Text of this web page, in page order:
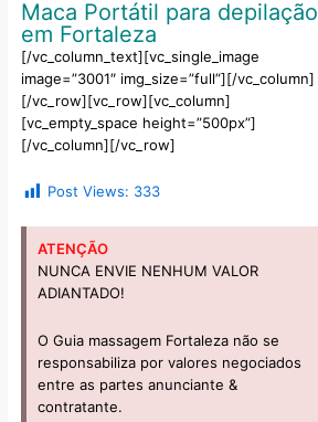
Maca Portátil para depilação
em Fortaleza
[/vc_column_text][vc_single_image
image=”3001″ img_size=”full”][/vc_column]
[/vc_row][vc_row][vc_column]
[vc_empty_space height=”500px”]
[/vc_column][/vc_row]
Post Views: 333
ATENÇÃO
NUNCA ENVIE NENHUM VALOR
ADIANTADO!
O Guia massagem Fortaleza não se
responsabiliza por valores negociados
entre as partes anunciante &
contratante.